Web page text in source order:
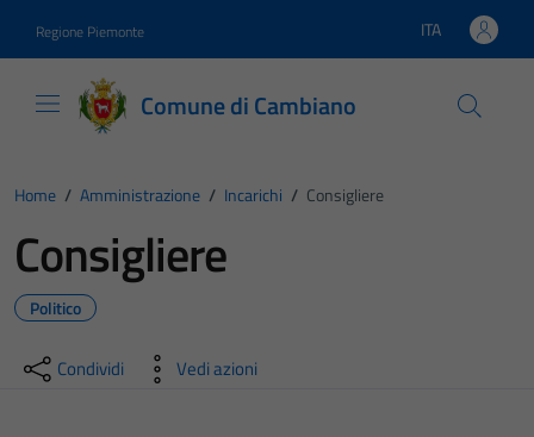
Regione Piemonte Lingua attiva:
ITA
Comune di Cambiano
Home / Amministrazione / Incarichi / Consigliere
Consigliere
Politico
Condividi Vedi azioni